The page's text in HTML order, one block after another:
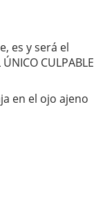
es y será el
CULPABLE
en el ojo ajeno